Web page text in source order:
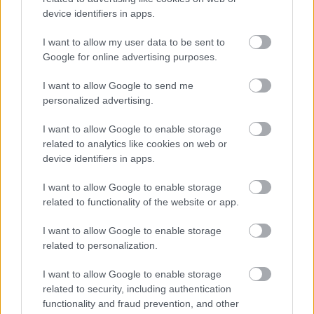
device identifiers in apps.
I want to allow my user data to be sent to
Google for online advertising purposes.
I want to allow Google to send me
personalized advertising.
I want to allow Google to enable storage
related to analytics like cookies on web or
device identifiers in apps.
I want to allow Google to enable storage
related to functionality of the website or app.
I want to allow Google to enable storage
related to personalization.
I want to allow Google to enable storage
related to security, including authentication
functionality and fraud prevention, and other
Ratkaisut
Procountor Solo
Sopimuskone
Procountor Tallennus
Procountor Toiminnanohjaus
Tutustu ohjelmistoihin